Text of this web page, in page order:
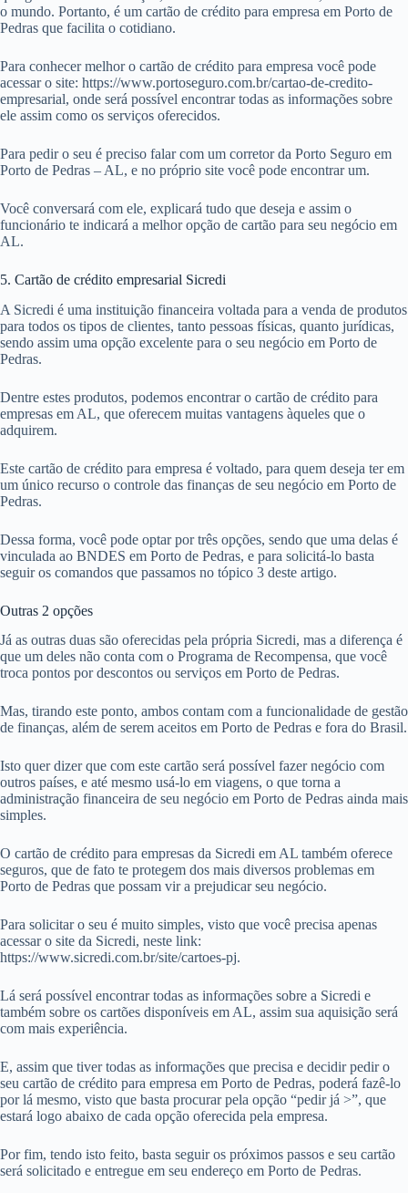
o mundo. Portanto, é um cartão de crédito para empresa em Porto de
Pedras que facilita o cotidiano.
Para conhecer melhor o cartão de crédito para empresa você pode
acessar o site: https://www.portoseguro.com.br/cartao-de-credito-
empresarial, onde será possível encontrar todas as informações sobre
ele assim como os serviços oferecidos.
Para pedir o seu é preciso falar com um corretor da Porto Seguro em
Porto de Pedras – AL, e no próprio site você pode encontrar um.
Você conversará com ele, explicará tudo que deseja e assim o
funcionário te indicará a melhor opção de cartão para seu negócio em
AL.
5. Cartão de crédito empresarial Sicredi
A Sicredi é uma instituição financeira voltada para a venda de produtos
para todos os tipos de clientes, tanto pessoas físicas, quanto jurídicas,
sendo assim uma opção excelente para o seu negócio em Porto de
Pedras.
Dentre estes produtos, podemos encontrar o cartão de crédito para
empresas em AL, que oferecem muitas vantagens àqueles que o
adquirem.
Este cartão de crédito para empresa é voltado, para quem deseja ter em
um único recurso o controle das finanças de seu negócio em Porto de
Pedras.
Dessa forma, você pode optar por três opções, sendo que uma delas é
vinculada ao BNDES em Porto de Pedras, e para solicitá-lo basta
seguir os comandos que passamos no tópico 3 deste artigo.
Outras 2 opções
Já as outras duas são oferecidas pela própria Sicredi, mas a diferença é
que um deles não conta com o Programa de Recompensa, que você
troca pontos por descontos ou serviços em Porto de Pedras.
Mas, tirando este ponto, ambos contam com a funcionalidade de gestão
de finanças, além de serem aceitos em Porto de Pedras e fora do Brasil.
Isto quer dizer que com este cartão será possível fazer negócio com
outros países, e até mesmo usá-lo em viagens, o que torna a
administração financeira de seu negócio em Porto de Pedras ainda mais
simples.
O cartão de crédito para empresas da Sicredi em AL também oferece
seguros, que de fato te protegem dos mais diversos problemas em
Porto de Pedras que possam vir a prejudicar seu negócio.
Para solicitar o seu é muito simples, visto que você precisa apenas
acessar o site da Sicredi, neste link:
https://www.sicredi.com.br/site/cartoes-pj.
Lá será possível encontrar todas as informações sobre a Sicredi e
também sobre os cartões disponíveis em AL, assim sua aquisição será
com mais experiência.
E, assim que tiver todas as informações que precisa e decidir pedir o
seu cartão de crédito para empresa em Porto de Pedras, poderá fazê-lo
por lá mesmo, visto que basta procurar pela opção “pedir já >”, que
estará logo abaixo de cada opção oferecida pela empresa.
Por fim, tendo isto feito, basta seguir os próximos passos e seu cartão
será solicitado e entregue em seu endereço em Porto de Pedras.